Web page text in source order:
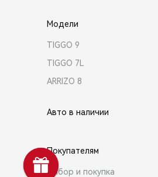
Модели
TIGGO 9
TIGGO 7L
ARRIZO 8
Авто в наличии
Покупателям
Выбор и покупка